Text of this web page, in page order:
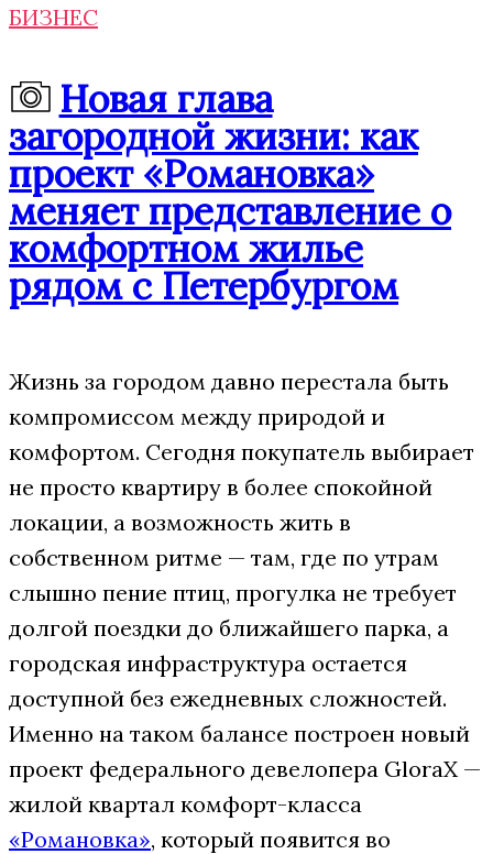
БИЗНЕС
Новая глава
загородной жизни: как
проект «Романовка»
меняет представление о
комфортном жилье
рядом с Петербургом
Жизнь за городом давно перестала быть
компромиссом между природой и
комфортом. Сегодня покупатель выбирает
не просто квартиру в более спокойной
локации, а возможность жить в
собственном ритме — там, где по утрам
слышно пение птиц, прогулка не требует
долгой поездки до ближайшего парка, а
городская инфраструктура остается
доступной без ежедневных сложностей.
Именно на таком балансе построен новый
проект федерального девелопера GloraX —
жилой квартал комфорт-класса
«Романовка», который появится во